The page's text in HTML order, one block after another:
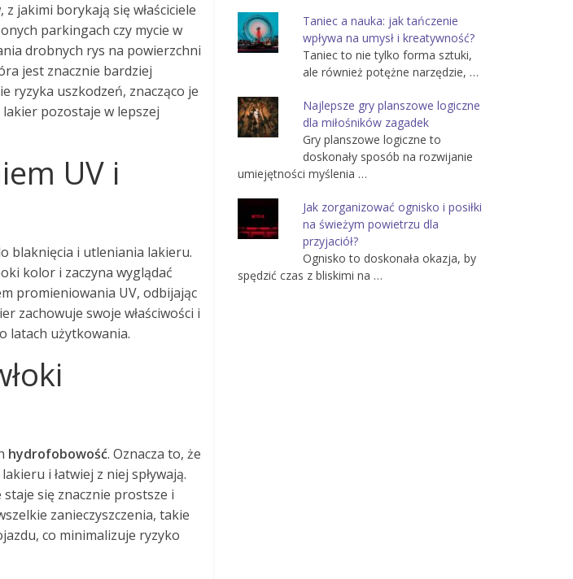
jakimi borykają się właściciele
parkingach czy mycie w
drobnych rys na powierzchni
jest znacznie bardziej
ryzyka uszkodzeń, znacząco je
pozostaje w lepszej
UV i
blaknięcia i utleniania lakieru.
kolor i zaczyna wyglądać
promieniowania UV, odbijając
zachowuje swoje właściwości i
latach użytkowania.
hydrofobowość. Oznacza to, że
i łatwiej z niej spływają.
się znacznie prostsze i
zanieczyszczenia, takie
co minimalizuje ryzyko
Taniec a nauka: jak tańczenie
wpływa na umysł i kreatywność?
Taniec to nie tylko forma sztuki,
ale również potężne narzędzie, …
Najlepsze gry planszowe logiczne
dla miłośników zagadek
Gry planszowe logiczne to
doskonały sposób na rozwijanie
umiejętności myślenia …
Jak zorganizować ognisko i posiłki
na świeżym powietrzu dla
przyjaciół?
Ognisko to doskonała okazja, by
spędzić czas z bliskimi na …